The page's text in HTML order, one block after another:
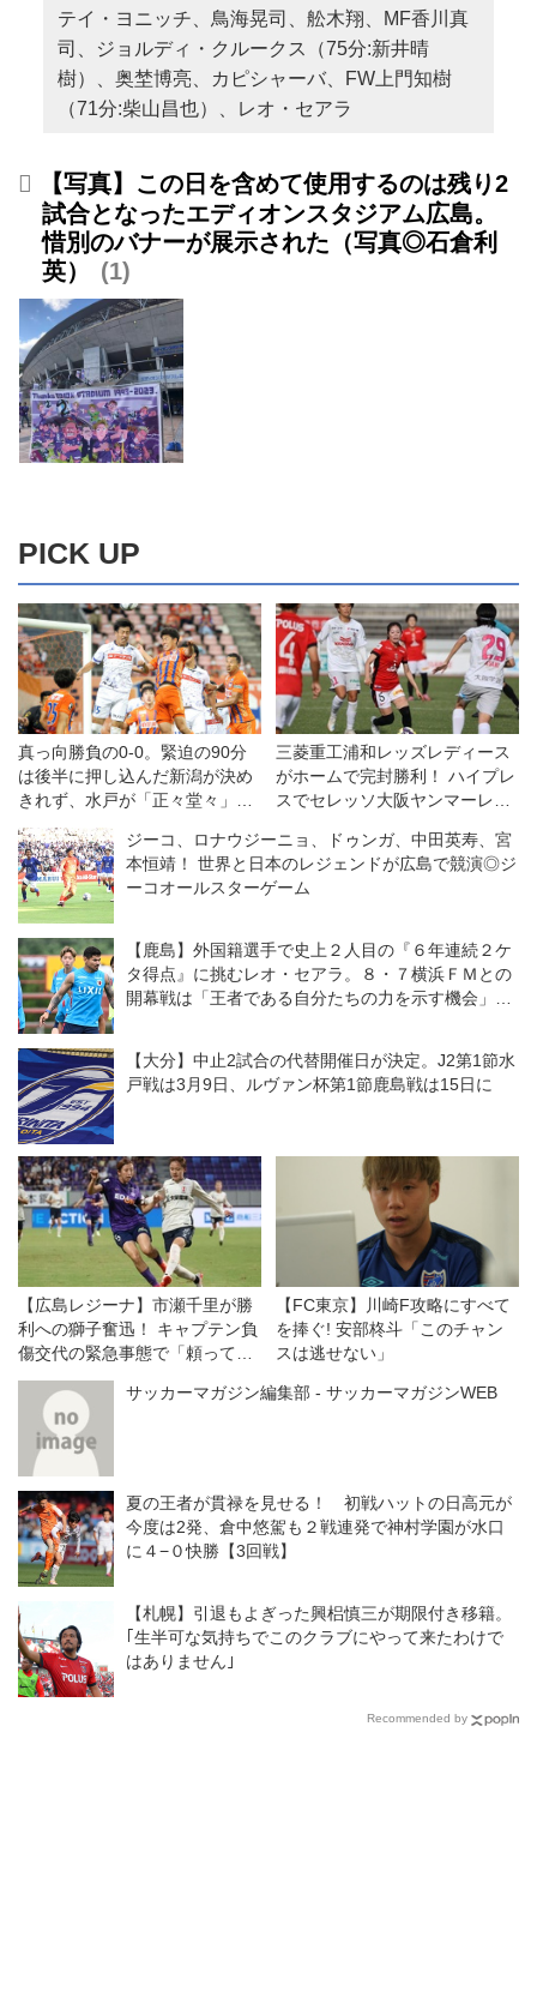
テイ・ヨニッチ、鳥海晃司、舩木翔、MF香川真
司、ジョルディ・クルークス（75分:新井晴
樹）、奥埜博亮、カピシャーバ、FW上門知樹
（71分:柴山昌也）、レオ・セアラ
【写真】この日を含めて使用するのは残り2
試合となったエディオンスタジアム広島。
惜別のバナーが展示された（写真◎石倉利
英）
1
PICK UP
真っ向勝負の0-0。緊迫の90分
は後半に押し込んだ新潟が決め
きれず、水戸が「正々堂々」守
り抜く◎J2第20節
三菱重工浦和レッズレディース
がホームで完封勝利！ ハイプレ
スでセレッソ大阪ヤンマーレデ
グ第11節
ジーコ、ロナウジーニョ、ドゥンガ、中田英寿、宮
本恒靖！ 世界と日本のレジェンドが広島で競演◎ジ
ーコオールスターゲーム
【鹿島】外国籍選手で史上２人目の『６年連続２ケ
タ得点』に挑むレオ・セアラ。８・７横浜ＦＭとの
開幕戦は「王者である自分たちの力を示す機会」と
【大分】中止2試合の代替開催日が決定。J2第1節水
戸戦は3月9日、ルヴァン杯第1節鹿島戦は15日に
【広島レジーナ】市瀬千里が勝
利への獅子奮迅！ キャプテン負
傷交代の緊急事態で「頼ってき
たところを、全部自分がやる」
【FC東京】川崎F攻略にすべて
を捧ぐ! 安部柊斗「このチャン
スは逃せない」
サッカーマガジン編集部 - サッカーマガジンWEB
夏の王者が貫禄を見せる！ 初戦ハットの日高元が
今度は2発、倉中悠駕も２戦連発で神村学園が水口
に４−０快勝【3回戦】
【札幌】引退もよぎった興梠慎三が期限付き移籍。
｢生半可な気持ちでこのクラブにやって来たわけで
はありません｣
Recommended by